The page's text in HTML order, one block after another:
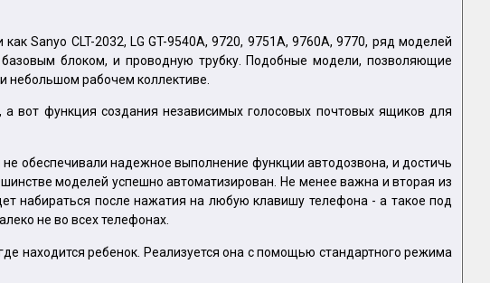
Sanyo CLT-2032, LG GT-9540A, 9720, 9751A, 9760A, 9770, ряд моделей
блоком, и проводную трубку. Подобные модели, позволяющие
небольшом рабочем коллективе.
вот функция создания независимых голосовых почтовых ящиков для
обеспечивали надежное выполнение функции автодозвона, и достичь
моделей успешно автоматизирован. Не менее важна и вторая из
набираться после нажатия на любую клавишу телефона - а такое под
не во всех телефонах.
находится ребенок. Реализуется она с помощью стандартного режима